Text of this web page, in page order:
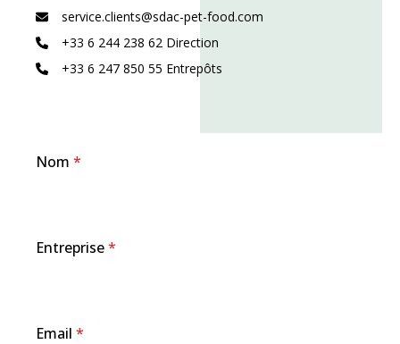
service.clients@sdac-pet-food.com
+33 6 244 238 62 Direction
+33 6 247 850 55 Entrepôts
Nom *
Entreprise*
Email *